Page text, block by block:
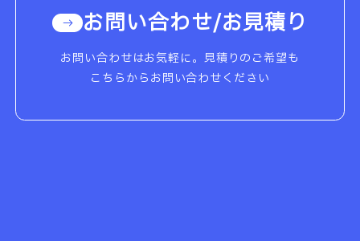
お問い合わせ/お見積り
お問い合わせはお気軽に。見積りのご希望も
こちらからお問い合わせください